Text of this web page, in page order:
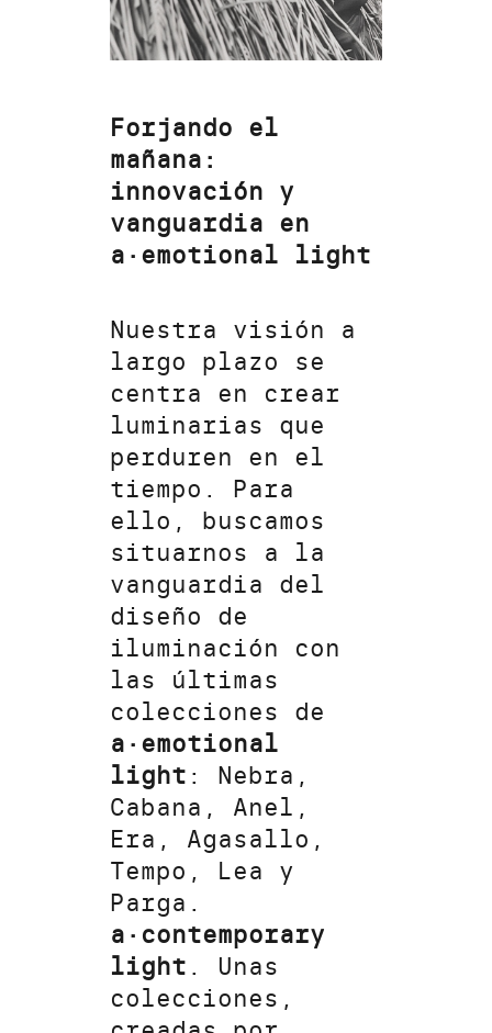
Forjando el
mañana:
innovación y
vanguardia en
a·emotional light
Nuestra visión a
largo plazo se
centra en crear
luminarias que
perduren en el
tiempo. Para
ello, buscamos
situarnos a la
vanguardia del
diseño de
iluminación con
las últimas
colecciones de
a·emotional
light : Nebra,
Cabana, Anel,
Era, Agasallo,
Tempo, Lea y
Parga.
a·contemporary
light .
Unas
colecciones,